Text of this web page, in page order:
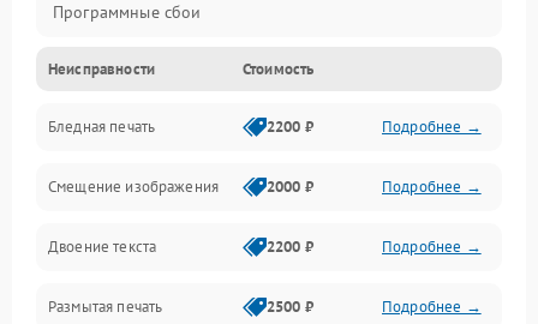
Программные сбои
Программные ошибки
Картриджи и расходники
Механика и узлы
Подключение и интерфейсы
Панель управления и индикация
Неисправности Стоимость
Бледная печать 2200 ₽ Подробнее →
Смещение изображения 2000 ₽ Подробнее →
Двоение текста 2200 ₽ Подробнее →
Размытая печать 2500 ₽ Подробнее →